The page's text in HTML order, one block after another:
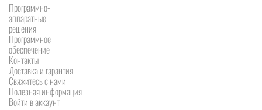
Программно-
аппаратные
решения
Программное
обеспечение
Контакты
Доставка и гарантия
Свяжитесь с нами
Полезная информация
Войти в аккаунт